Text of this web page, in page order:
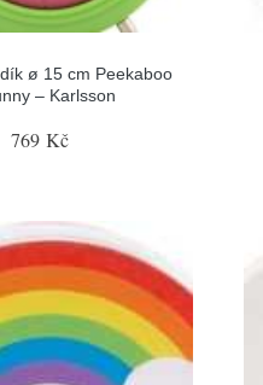
ø 15 cm Peekaboo
– Karlsson
769 Kč